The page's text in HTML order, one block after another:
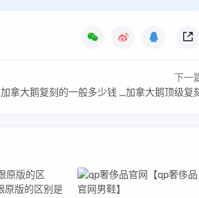
下一
加拿大鹅复刻的一般多少钱 _加拿大鹅顶级复